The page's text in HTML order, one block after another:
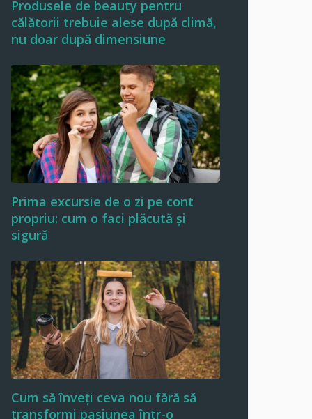
Produsele de beauty pentru
călătorii trebuie alese după climă,
nu doar după dimensiune
Prima excursie de o zi pe cont
propriu: cum o faci plăcută și
sigură
Cum să înveți ceva nou fără să
transformi pasiunea într-o